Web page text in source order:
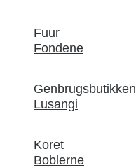
Fuur
Fondene
Genbrugsbutikken
Lusangi
Koret
Boblerne